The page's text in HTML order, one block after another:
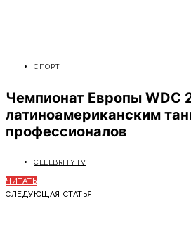
СПОРТ
Чемпионат Европы WDC
латиноамериканским
профессионалов
CELEBRITYTV
ЧИТАТЬ
СЛЕДУЮЩАЯ СТАТЬЯ